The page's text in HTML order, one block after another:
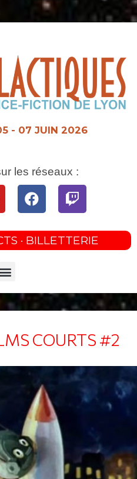
- 07 JUIN 2026
les réseaux :
FacebookTwitch
· BILLETTERIE
Menu
COURTS #2